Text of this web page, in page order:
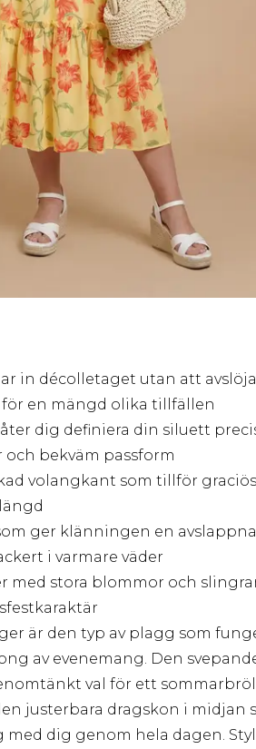
in décolletaget utan att
en mängd olika tillfällen
dig definiera din siluett
bekväm passform
volangkant som tillför
ger klänningen en
i varmare väder
stora blommor och
är den typ av plagg som
av evenemang. Den
val för ett
justerbara dragskon i midjan
dig genom hela dagen.